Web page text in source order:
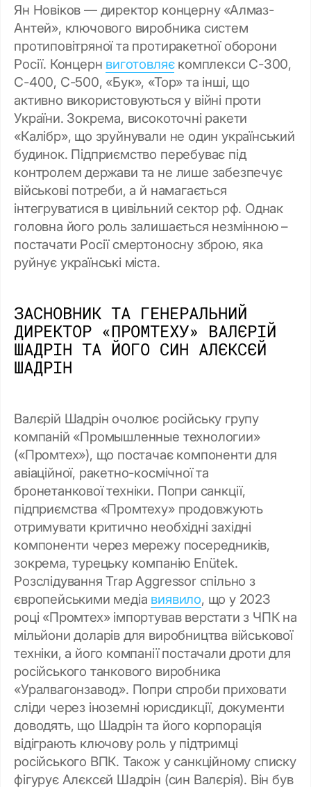
Ян Новіков—директор концерну «Алмаз-
Антей», ключового виробника систем
протиповітряної та протиракетної оборони
Росії. Концерн виготовляєкомплекси С-300,
С-400, С-500, «Бук», «Тор» та інші, що
активно використовуються у війні проти
України. Зокрема, високоточні ракети
«Калібр», що зруйнували не один український
будинок. Підприємство перебуває під
контролем держави та не лише забезпечує
військові потреби, а й намагається
інтегруватися в цивільний сектор рф. Однак
головна його роль залишається незмінною–
постачати Росії смертоносну зброю, яка
руйнує українські міста.
ЗАСНОВНИК ТА ГЕНЕРАЛЬНИЙ
ДИРЕКТОР «ПРОМТЕХУ» ВАЛЄРІЙ
ШАДРІН ТА ЙОГО СИН АЛЄКСЄЙ
ШАДРІН
Валєрій Шадрін очолює російську групу
компаній «Промышленные технологии»
(«Промтех»), що постачає компоненти для
авіаційної, ракетно-космічної та
бронетанкової техніки. Попри санкції,
підприємства «Промтеху» продовжують
отримувати критично необхідні західні
компоненти через мережу посередників,
зокрема, турецьку компанію Enütek.
Розслідування Trap Aggressor спільно з
європейськими медіа виявило, що у 2023
році «Промтех» імпортував верстати з ЧПК на
мільйони доларів для виробництва військової
техніки, а його компанії постачали дроти для
російського танкового виробника
«Уралвагонзавод». Попри спроби приховати
сліди через іноземні юрисдикції, документи
доводять, що Шадрін та його корпорація
відіграють ключову роль у підтримці
російського ВПК. Також у санкційному списку
фігурує Алєксєй Шадрін (син Валєрія). Він був